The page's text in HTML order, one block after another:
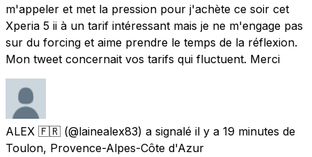
m'appeler et met la pression pour j'achète ce soir cet
Xperia 5 ii à un tarif intéressant mais je ne m'engage pas
sur du forcing et aime prendre le temps de la réflexion.
Mon tweet concernait vos tarifs qui fluctuent. Merci
ALEX 🇫🇷 (@lainealex83) a signalé il y a 19 minutes de
Toulon, Provence-Alpes-Côte d'Azur